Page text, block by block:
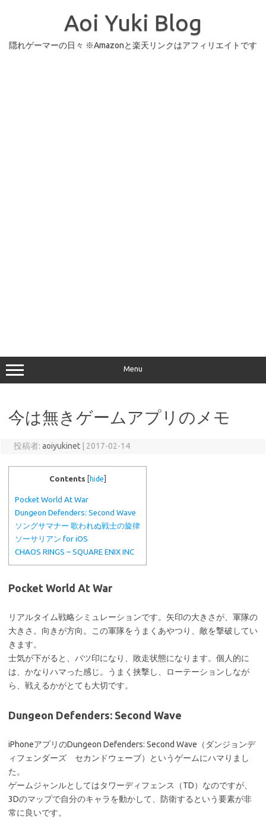
Aoi Yuki Blog
隠れゲーマーの日々 ※Amazonと楽天リンクはアフィリエイトです
Menu
今は無きゲームアプリのメモ
投稿者: aoiyukinet 2017-02-14
Contents [ hide
Pocket World At War
Dungeon Defenders: Second Wave
ソングサマナー 歌われぬ戦士の旋律
ソーサリアン for iOS
CHAOS RINGS – SQUARE ENIX INC
Pocket World At War
リアルタイム戦略シミュレーションです。矢印の大きさが、軍隊の
大きさ。向きが方向。この軍隊をうまくあやつり、敵を撃破してい
きます。
士気が下がると、バツ印になり、敗走状態になります。個人的に
は、かなりハマった感じ。うまく挟撃し、ローテーションしなが
ら、戦えるかがとても大切です。
Dungeon Defenders: Second Wave
iPhoneアプリのDungeon Defenders: Second Wave（ダンジョンデ
ィフェンダーズ セカンドウェーブ）というゲームにハマりまし
た。
ゲームジャンルとしてはタワーディフェンス（TD）なのですが、
3Dのマップで自分のキャラを動かして、防衛するという要素が非
常に良いです。